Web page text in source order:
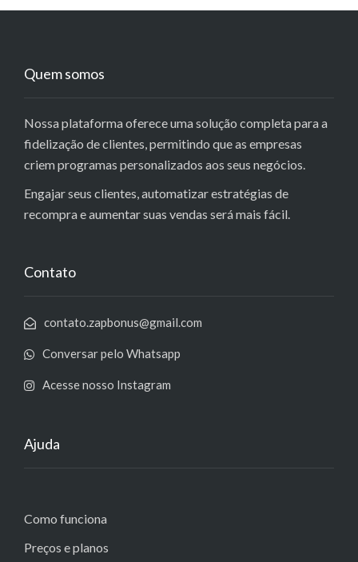
Quem somos
Nossa plataforma oferece uma solução completa para a
fidelização de clientes, permitindo que as empresas
criem programas personalizados aos seus negócios.
Engajar seus clientes, automatizar estratégias de
recompra e aumentar suas vendas será mais fácil.
Contato
contato.zapbonus@gmail.com
Conversar pelo Whatsapp
Acesse nosso Instagram
Ajuda
Como funciona
Preços e planos